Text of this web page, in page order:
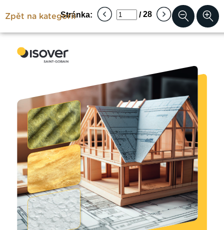
Zpět na kategorii